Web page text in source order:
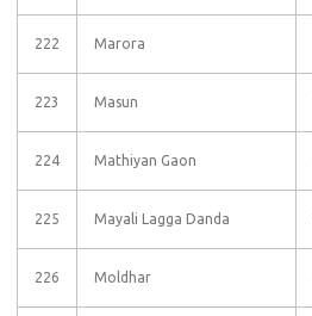
222 Marora
223 Masun
224 Mathiyan Gaon
225 Mayali Lagga Danda
226 Moldhar